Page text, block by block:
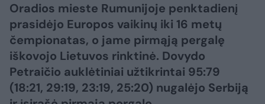
Oradios mieste Rumunijoje penktadienį
prasidėjo Europos vaikinų iki 16 metų
čempionatas, o jame pirmąją pergalę
iškovojo Lietuvos rinktinė. Dovydo
Petraičio auklėtiniai užtikrintai 95:79
(18:21, 29:19, 23:19, 25:20) nugalėjo Serbiją